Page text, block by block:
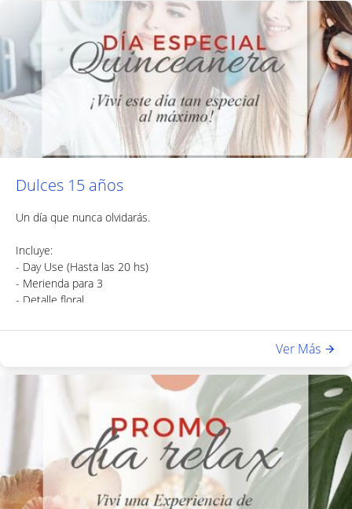
- Cena gourmet de 3 pasos: Entrada; plato principal y postre.
Dulces 15 años
Un día que nunca olvidarás.
Incluye:
- Day Use (Hasta las 20 hs)
- Merienda para 3
- Detalle floral
- Acceso a sauna y gimnasio
Ver Más